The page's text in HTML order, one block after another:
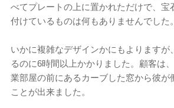
べてプレートの上に置かれただけで、宝
付けているものは何もありませんでした。
いかに複雑なデザインかにもよりますが
るのに6時間以上かかりました。顧客は
業部屋の前にあるカーブした窓から彼が
ことが出来ました。